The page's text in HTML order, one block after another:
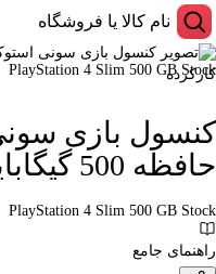
کارکرده
حافظه 500 گیگابایت
PlayStation 4 Slim 500 GB Stock
راهنمای جامع